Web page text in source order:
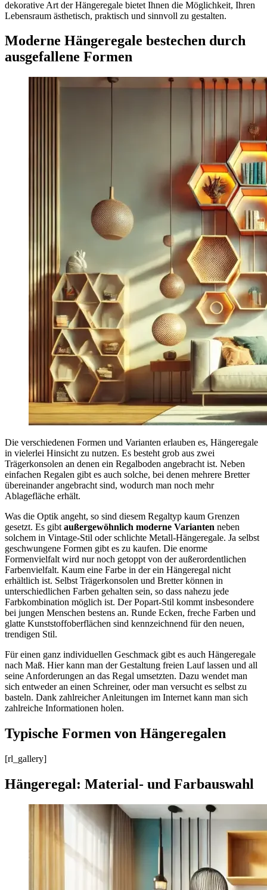
dekorative Art der Hängeregale bietet Ihnen die Möglichkeit, Ihren
Lebensraum ästhetisch, praktisch und sinnvoll zu gestalten.
Moderne Hängeregale bestechen durch
ausgefallene Formen
Die verschiedenen Formen und Varianten erlauben es, Hängeregale
in vielerlei Hinsicht zu nutzen. Es besteht grob aus zwei
Trägerkonsolen an denen ein Regalboden angebracht ist. Neben
einfachen Regalen gibt es auch solche, bei denen mehrere Bretter
übereinander angebracht sind, wodurch man noch mehr
Ablagefläche erhält.
Was die Optik angeht, so sind diesem Regaltyp kaum Grenzen
gesetzt. Es gibt außergewöhnlich moderne Varianten neben
solchem in Vintage-Stil oder schlichte Metall-Hängeregale. Ja selbst
geschwungene Formen gibt es zu kaufen. Die enorme
Formenvielfalt wird nur noch getoppt von der außerordentlichen
Farbenvielfalt. Kaum eine Farbe in der ein Hängeregal nicht
erhältlich ist. Selbst Trägerkonsolen und Bretter können in
unterschiedlichen Farben gehalten sein, so dass nahezu jede
Farbkombination möglich ist. Der Popart-Stil kommt insbesondere
bei jungen Menschen bestens an. Runde Ecken, freche Farben und
glatte Kunststoffoberflächen sind kennzeichnend für den neuen,
trendigen Stil.
Für einen ganz individuellen Geschmack gibt es auch Hängeregale
nach Maß. Hier kann man der Gestaltung freien Lauf lassen und all
seine Anforderungen an das Regal umsetzten. Dazu wendet man
sich entweder an einen Schreiner, oder man versucht es selbst zu
basteln. Dank zahlreicher Anleitungen im Internet kann man sich
zahlreiche Informationen holen.
Typische Formen von Hängeregalen
[rl_gallery]
Hängeregal: Material- und Farbauswahl